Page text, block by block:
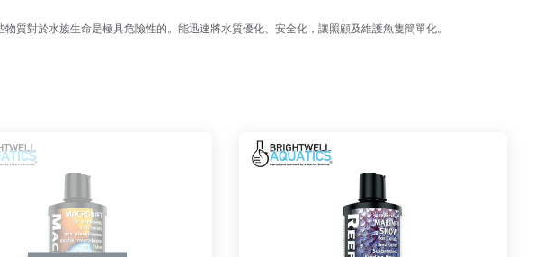
質對於水族生命是極具危險性的。能迅速將水質優化、安全化，讓照顧及維護魚隻簡單化。